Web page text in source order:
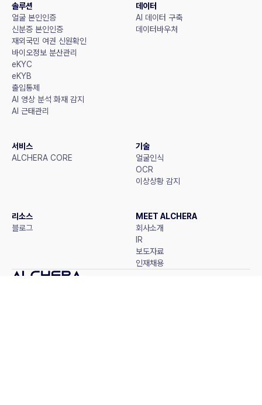
솔루션
얼굴 본인인증
신분증 본인인증
재외국민 여권 신원확인
바이오정보 분산관리
eKYC
eKYB
출입통제
AI 영상 분석 화재 감지
AI 근태관리
데이터
AI 데이터 구축
데이터바우처
서비스
ALCHERA CORE
기술
얼굴인식
OCR
이상상황 감지
리소스
블로그
MEET ALCHERA
회사소개
IR
보도자료
인재채용